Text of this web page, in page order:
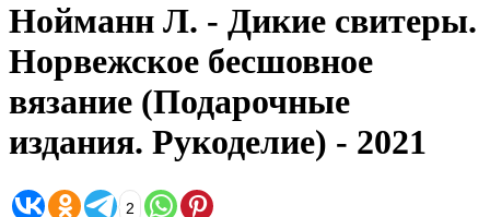
Нойманн Л. - Дикие свитеры.
Норвежское бесшовное
вязание (Подарочные
издания. Рукоделие) - 2021
2